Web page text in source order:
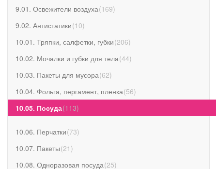
9.01. Освежители воздуха(169)
9.02. Антистатики(10)
10.01. Тряпки, салфетки, губки(206)
10.02. Мочалки и губки для тела(44)
10.03. Пакеты для мусора(62)
10.04. Фольга, пергамент, пленка(56)
10.05. Посуда(113)
10.06. Перчатки(73)
10.07. Пакеты(21 )
10.08. Одноразовая посуда(25)